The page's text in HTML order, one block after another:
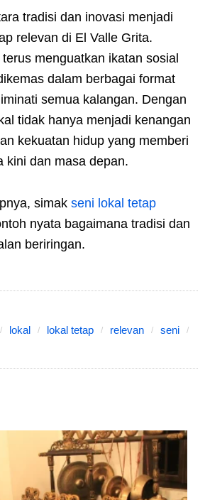
tradisi dan inovasi menjadi
relevan di El Valle Grita.
menguatkan ikatan sosial
dalam berbagai format
semua kalangan. Dengan
tidak hanya menjadi kenangan
kekuatan hidup yang memberi
kini dan masa depan.
simak seni lokal tetap
nyata bagaimana tradisi dan
beriringan.
lokal lokal tetap relevan
seni